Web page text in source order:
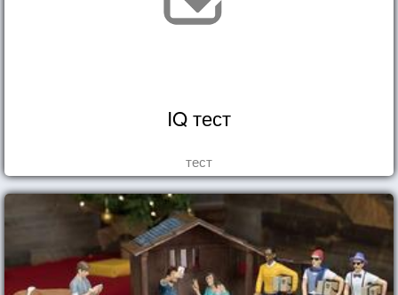
IQ тест
тест